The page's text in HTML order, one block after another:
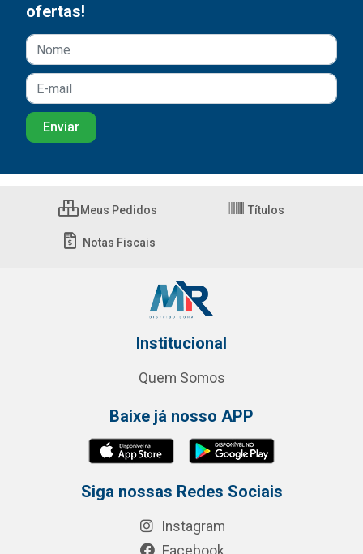
ofertas!
Meus Pedidos Títulos
Notas Fiscais
Institucional
Quem Somos
Baixe já nosso APP
Siga nossas Redes Sociais
Instagram
Facebook